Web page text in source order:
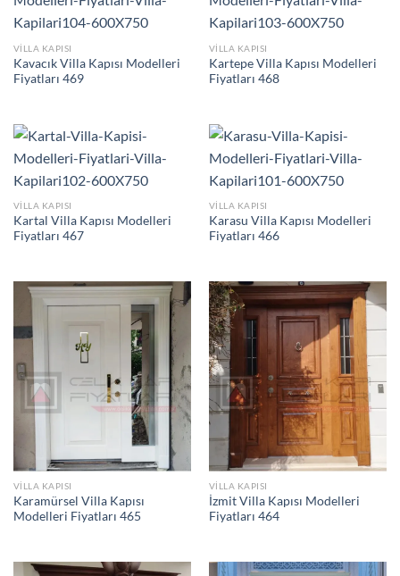
VILLA KAPISI
Kavacık Villa Kapısı Modelleri
Fiyatları 469
VILLA KAPISI
Kartepe Villa Kapısı Modelleri
Fiyatları 468
VILLA KAPISI
Kartal Villa Kapısı Modelleri
Fiyatları 467
VILLA KAPISI
Karasu Villa Kapısı Modelleri
Fiyatları 466
VILLA KAPISI
Karamürsel Villa Kapısı
Modelleri Fiyatları 465
VILLA KAPISI
İzmit Villa Kapısı Modelleri
Fiyatları 464